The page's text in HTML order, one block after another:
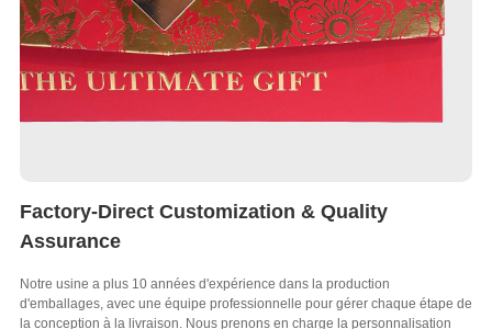
Factory-Direct Customization & Quality
Assurance
Notre usine a plus 10 années d'expérience dans la production
d'emballages, avec une équipe professionnelle pour gérer chaque étape de
la conception à la livraison. Nous prenons en charge la personnalisation